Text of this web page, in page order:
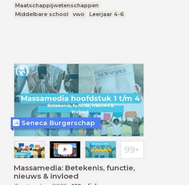
Maatschappijwetenschappen
Middelbare school
vwo Leerjaar 4-6
Massamedia: Betekenis, functie,
nieuws & invloed
Seneca Burgerschap